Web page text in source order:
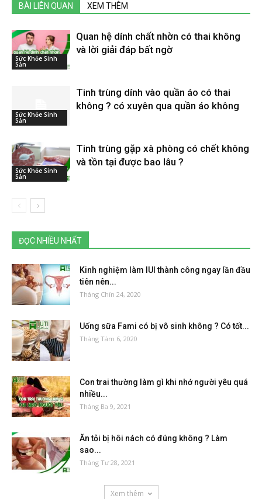
BÀI LIÊN QUAN XEM THÊM
Sức Khỏe Sinh
Sản
Quan hệ dính chất nhờn có thai không
và lời giải đáp bất ngờ
Sức Khỏe Sinh
Sản
Tinh trùng dính vào quần áo có thai
không ? có xuyên qua quần áo không
Sức Khỏe Sinh
Sản
Tinh trùng gặp xà phòng có chết không
và tồn tại được bao lâu ?
ĐỌC NHIỀU NHẤT
Kinh nghiệm làm IUI thành công ngay lần đầu
tiên nên...
Tháng Chín 24, 2020
Uống sữa Fami có bị vô sinh không ? Có tốt...
Tháng Tám 6, 2020
Con trai thường làm gì khi nhớ người yêu quá
nhiều...
Tháng Ba 9, 2021
Ăn tỏi bị hôi nách có đúng không ? Làm
sao...
Tháng Tư 28, 2021
Xem thêm